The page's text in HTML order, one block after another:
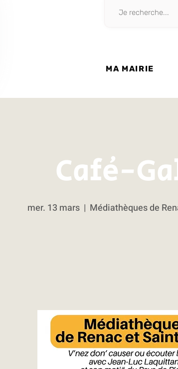
MA MAIRIE
Café-
mer. 13 mars
  |
Médiathèques de